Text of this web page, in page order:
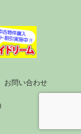
お問い合わせ